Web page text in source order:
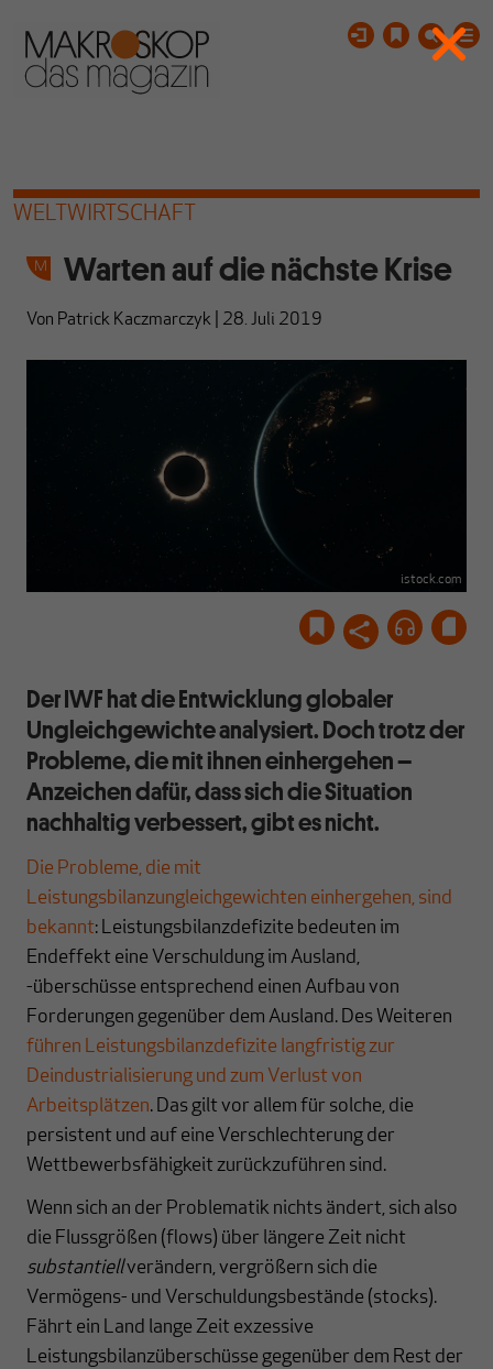
WELTWIRTSCHAFT
Warten auf die nächste Krise
Von Patrick Kaczmarczyk 28. Juli 2019
istock.com
Der IWF hat die Entwicklung globaler
Ungleichgewichte analysiert. Doch trotz der
Probleme, die mit ihnen einhergehen –
Anzeichen dafür, dass sich die Situation
nachhaltig verbessert, gibt es nicht.
Die Probleme, die mit
Leistungsbilanzungleichgewichten einhergehen, sind
bekannt: Leistungsbilanzdefizite bedeuten im
Endeffekt eine Verschuldung im Ausland,
-überschüsse entsprechend einen Aufbau von
Forderungen gegenüber dem Ausland. Des Weiteren
führen Leistungsbilanzdefizite langfristig zur
Deindustrialisierung und zum Verlust von
Arbeitsplätzen. Das gilt vor allem für solche, die
persistent und auf eine Verschlechterung der
Wettbewerbsfähigkeit zurückzuführen sind.
Wenn sich an der Problematik nichts ändert, sich also
die Flussgrößen (flows) über längere Zeit nicht
substantiellverändern, vergrößern sich die
Vermögens- und Verschuldungsbestände (stocks).
Fährt ein Land lange Zeit exzessive
Leistungsbilanzüberschüsse gegenüber dem Rest der